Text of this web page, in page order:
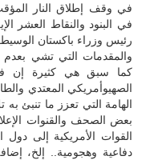
في وقف إطلاق النار
في البنود والنقاط العشر
رئيس وزراء باكستان الوسيط.
والمقدمات التي تشي بعدم
كما سبق هي كثيرة إن
الصهيوأمريكي المعتدي
الهامة التي تعزز ما تنبئ
بعض الصحف والقنوات
القوات الأمريكية إلى
دفاعية وهجومية.. إلخ،